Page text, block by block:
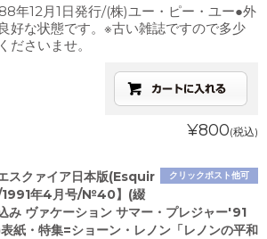
年12月1日発行/(株)ユー・ピー・ユー●外
好な状態です。※古い雑誌ですので多少
ださいませ。
¥800(税込)
クリックポスト他可
エスクァイア日本版(Esquir
年4月号/№40】(綴
み ヴァケーション サマー・プレジャー'91
紙・特集=ショーン・レノン「レノンの平和